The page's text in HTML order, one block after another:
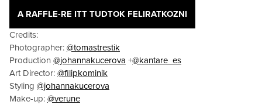
A RAFFLE-RE ITT TUDTOK FELIRATKOZNI
Credits:
Photographer: @tomastrestik
Production @johannakucerova +@kantare_es
Art Director: @filipkominik
Styling @johannakucerova
Make-up: @verune